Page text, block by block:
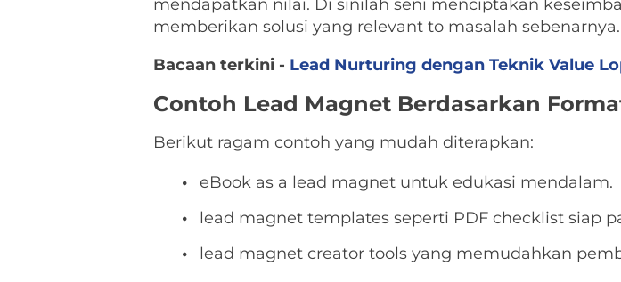
mendapatkan nilai. Di sinilah seni menciptakan
memberikan solusi yang relevant to masalah sebenarnya.
Bacaan terkini - Lead Nurturing dengan Teknik Value
Contoh Lead Magnet Berdasarkan
Berikut ragam contoh yang mudah diterapkan:
eBook as a lead magnet untuk edukasi mendalam.
lead magnet templates seperti PDF checklist siap
lead magnet creator tools yang memudahkan